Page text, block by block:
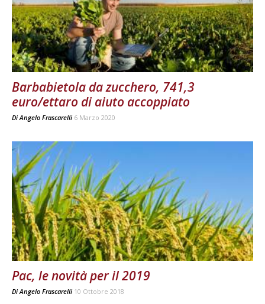
Barbabietola da zucchero, 741,3
euro/ettaro di aiuto accoppiato
DiAngelo Frascarelli 6 Marzo 2020
Pac, le novità per il 2019
Di Angelo Frascarelli 10 Ottobre 2018